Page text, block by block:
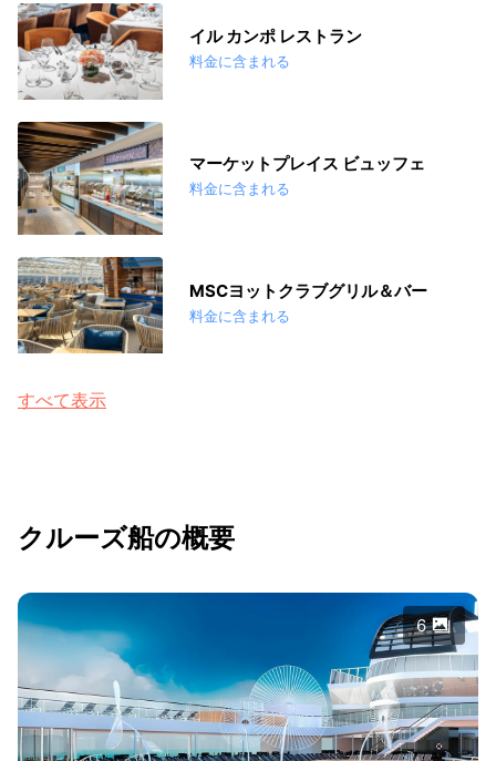
イル カンポ レストラン
料金に含まれる
マーケットプレイス ビュッフェ
料金に含まれる
MSCヨットクラブグリル＆バー
料金に含まれる
すべて表示
クルーズ船の概要
6